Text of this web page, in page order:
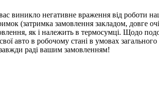
виникло негативне враження від роботи
(затримка замовлення закладом, довге
як і належить в термосумці. Щодо
авто в робочому стані в умовах
раді вашим замовленням!